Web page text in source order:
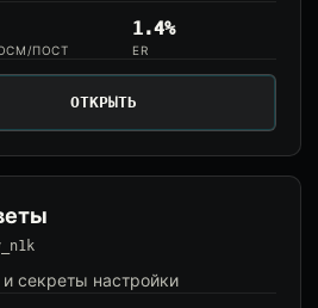
ПОСТ
1.4%
ER
ОТКРЫТЬ
секреты настройки